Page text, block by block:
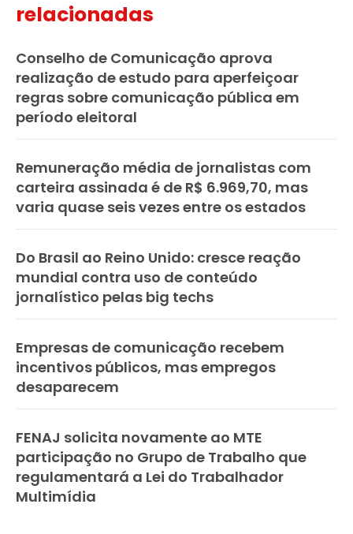
relacionadas
Conselho de Comunicação aprova
realização de estudo para aperfeiçoar
regras sobre comunicação pública em
período eleitoral
Remuneração média de jornalistas com
carteira assinada é de R$ 6.969,70, mas
varia quase seis vezes entre os estados
Do Brasil ao Reino Unido: cresce reação
mundial contra uso de conteúdo
jornalístico pelas big techs
Empresas de comunicação recebem
incentivos públicos, mas empregos
desaparecem
FENAJ solicita novamente ao MTE
participação no Grupo de Trabalho que
regulamentará a Lei do Trabalhador
Multimídia